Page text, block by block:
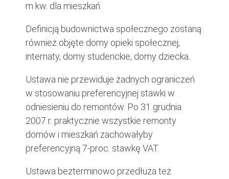
m kw. dla mieszkań.
Definicją budownictwa społecznego zostaną
również objęte domy opieki społecznej,
internaty, domy studenckie, domy dziecka.
Ustawa nie przewiduje żadnych ograniczeń
w stosowaniu preferencyjnej stawki w
odniesieniu do remontów. Po 31 grudnia
2007 r. praktycznie wszystkie remonty
domów i mieszkań zachowałyby
preferencyjną 7-proc. stawkę VAT.
Ustawa bezterminowo przedłuża też